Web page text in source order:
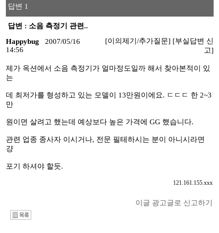
답변 1
답변 : 소음 측정기 관련..
Happybug
2007/05/16
14:56
[이의제기/추가질문] [부실답변 신
고]
제가 옥션에서 소음 측정기가 얼마정도일까 해서 찾아본적이 있
는
데 최저가를 형성하고 있는 모델이 13만원이에요. ㄷㄷㄷ 한 2~3
만
원이면 살려고 했는데 예상보다 높은 가격에 GG 했습니다.
관련 업종 종사자 이시거나, 전문 필테하시는 분이 아니시라면
걍
포기 하셔야 할듯.
121.161.155.xxx
이글 광고글로 신고하기